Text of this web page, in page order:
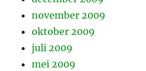
november 2009
oktober 2009
juli 2009
mei 2009